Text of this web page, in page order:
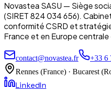
Novastea SASU — Siège
(SIRET 824 034 656).
conformité CSRD et
France et en Europe
contact@novastea.fr
+33 6
Rennes (France) · Bucarest
LinkedIn